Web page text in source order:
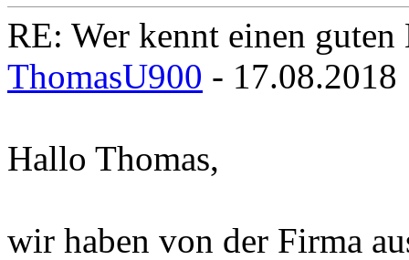
RE: Wer kennt einen
ThomasU900 - 17.08.2018
Hallo Thomas,
wir haben von der Firma